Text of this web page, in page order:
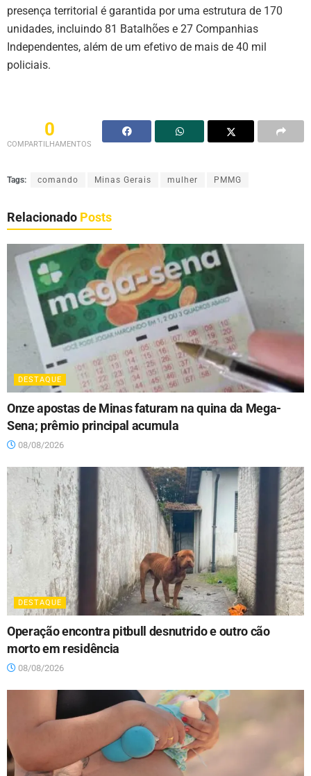
presença territorial é garantida por uma estrutura de 170
unidades, incluindo 81 Batalhões e 27 Companhias
Independentes, além de um efetivo de mais de 40 mil
policiais.
0
COMPARTILHAMENTOS
Tags: comando Minas Gerais mulher PMMG
Relacionado Posts
DESTAQUE
Onze apostas de Minas faturam na quina da Mega-
Sena; prêmio principal acumula
08/08/2026
DESTAQUE
Operação encontra pitbull desnutrido e outro cão
morto em residência
08/08/2026